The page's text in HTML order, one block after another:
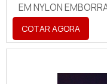
EM NYLON
COTAR AGORA